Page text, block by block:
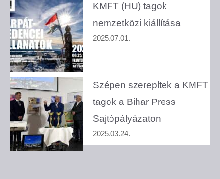
KMFT (HU) tagok
nemzetközi kiállítása
2025.07.01.
Szépen szerepltek a KMFT
tagok a Bihar Press
Sajtópályázaton
2025.03.24.